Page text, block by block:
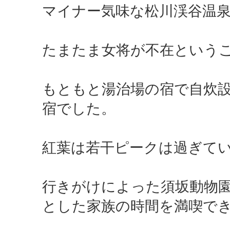
マイナー気味な松川渓谷温
たまたま女将が不在という
もともと湯治場の宿で自炊
宿でした。
紅葉は若干ピークは過ぎて
行きがけによった須坂動物
とした家族の時間を満喫で